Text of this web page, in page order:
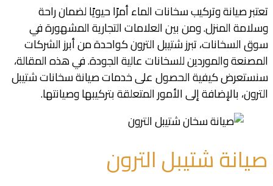
تعتبر صيانة وتركيب سخانات الماء أمرًا حيويًا لضمان راحة
وسلامة المنزل. ومن بين العلامات التجارية المشهورة في
سوق السخانات، تبرز شتيبل الترون كواحدة من أبرز الشركات
المصنعة والموردين للسخانات عالية الجودة. في هذه المقالة،
سنستعرض كيفية الحصول على خدمات صيانة سخانات شتيبل
الترون، بالإضافة إلى الأمور المتعلقة بتركيبها وصيانتها.
صيانة شتيبل الترون